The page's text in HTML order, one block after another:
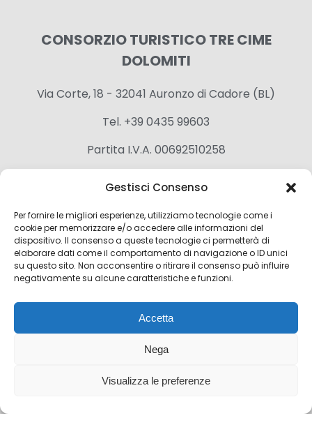
Gestisci Consenso
Per fornire le migliori esperienze, utilizziamo tecnologie come i
cookie per memorizzare e/o accedere alle informazioni del
dispositivo. Il consenso a queste tecnologie ci permetterà di
elaborare dati come il comportamento di navigazione o ID unici
su questo sito. Non acconsentire o ritirare il consenso può influire
negativamente su alcune caratteristiche e funzioni.
Accetta
Nega
Visualizza le preferenze
CONSORZIO TURISTICO TRE CIME
DOLOMITI
Via Corte, 18 - 32041 Auronzo di Cadore (BL)
Tel. +39 0435 99603
Partita I.V.A. 00692510258